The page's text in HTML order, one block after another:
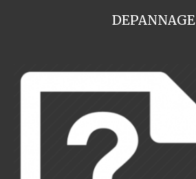
DEPANNAGE